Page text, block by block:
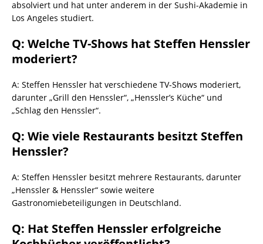
absolviert und hat unter anderem in der Sushi-Akademie in
Los Angeles studiert.
Q: Welche TV-Shows hat Steffen Henssler
moderiert?
A: Steffen Henssler hat verschiedene TV-Shows moderiert,
darunter „Grill den Henssler“, „Henssler’s Küche“ und
„Schlag den Henssler“.
Q: Wie viele Restaurants besitzt Steffen
Henssler?
A: Steffen Henssler besitzt mehrere Restaurants, darunter
„Henssler & Henssler“ sowie weitere
Gastronomiebeteiligungen in Deutschland.
Q: Hat Steffen Henssler erfolgreiche